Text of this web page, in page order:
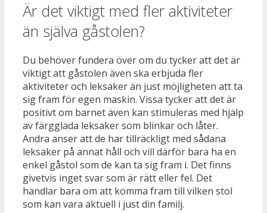
Är det viktigt med fler aktiviteter
än själva gåstolen?
Du behöver fundera över om du tycker att det är
viktigt att gåstolen även ska erbjuda fler
aktiviteter och leksaker än just möjligheten att ta
sig fram för egen maskin. Vissa tycker att det är
positivt om barnet även kan stimuleras med hjälp
av färgglada leksaker som blinkar och låter.
Andra anser att de har tillräckligt med sådana
leksaker på annat håll och vill därför bara ha en
enkel gåstol som de kan ta sig fram i. Det finns
givetvis inget svar som är rätt eller fel. Det
handlar bara om att komma fram till vilken stol
som kan vara aktuell i just din familj.